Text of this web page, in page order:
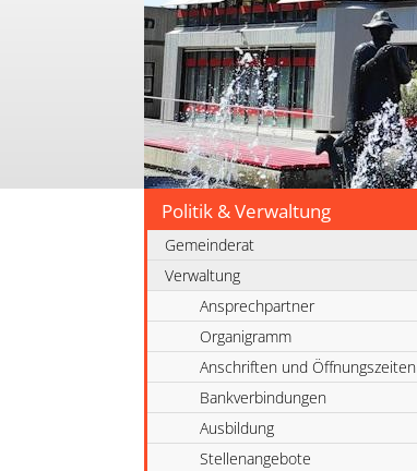
Politik & Verwaltung
Gemeinderat
Verwaltung
Ansprechpartner
Organigramm
Anschriften und Öffnungszeiten
Bankverbindungen
Ausbildung
Stellenangebote